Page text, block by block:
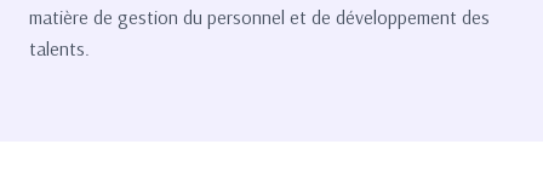
matière de gestion du personnel et de développement des
talents.